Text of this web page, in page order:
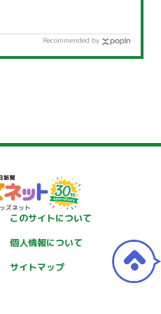
Recommended by
このサイトについて
個人情報について
サイトマップ